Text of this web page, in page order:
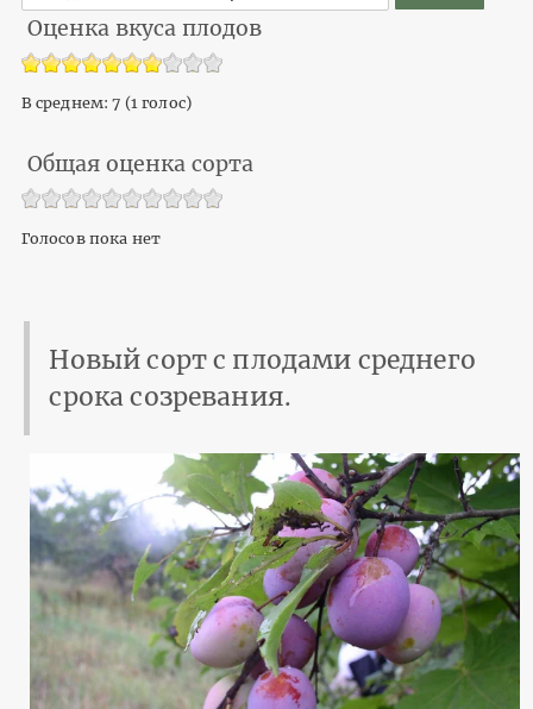
Оценка вкуса плодов
В среднем:7 (1голос)
Общая оценка сорта
Голосов пока нет
Новый сорт с плодами среднего
срока созревания.